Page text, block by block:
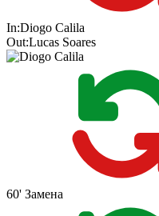
In:Diogo Calila
Out:Lucas Soares
60' Замена